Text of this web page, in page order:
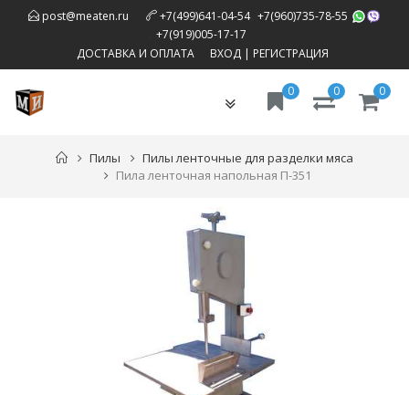
post@meaten.ru +7(499)641-04-54, +7(960)735-78-55
+7(919)005-17-17
ДОСТАВКА И ОПЛАТА
ВХОД| РЕГИСТРАЦИЯ
Toggle
0
0
0
Пилы
Пилы ленточные для разделки мяса
Пила ленточная напольная П-351